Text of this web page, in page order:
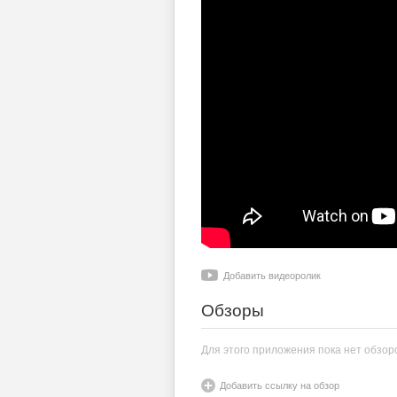
Добавить видеоролик
Обзоры
Для этого приложения пока нет
Добавить ссылку на обзор